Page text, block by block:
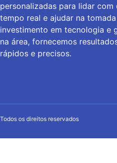
personalizadas para lidar com
tempo real e ajudar na
investimento em tecnologia e
na área, fornecemos
rápidos e precisos.
Todos os direitos reservados